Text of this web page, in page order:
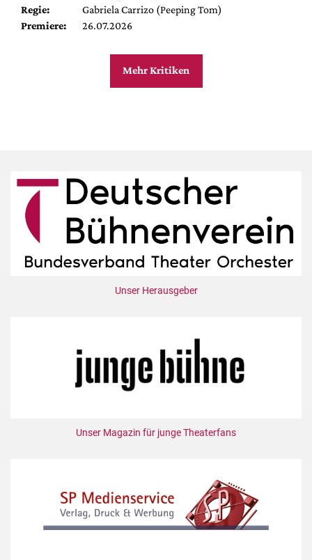
Regie:
Gabriela Carrizo (Peeping Tom)
Premiere:
26.07.2026
Mehr Kritiken
Unser Herausgeber
Unser Magazin für junge Theaterfans